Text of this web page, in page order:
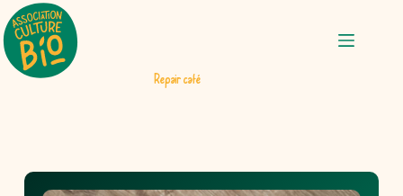
Repair café